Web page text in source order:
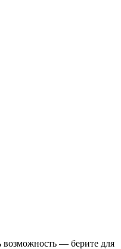
возможность — берите для